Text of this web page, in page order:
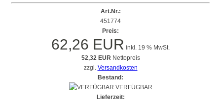
Art.Nr.:
451774
Preis:
62,26 EUR inkl. 19 % MwSt.
52,32 EUR Nettopreis
zzgl. Versandkosten
Bestand:
VERFÜGBAR
Lieferzeit: